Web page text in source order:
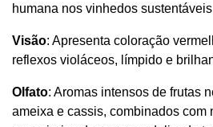
humana nos vinhedos
Visão: Apresenta coloração
reflexos violáceos, límpido e
Olfato: Aromas intensos de frutas
ameixa e cassis, combinados com